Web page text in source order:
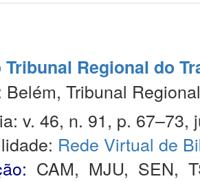
Regional do
Tribunal
v. 46, n. 91, p. 67–73,
Rede Virtual de
CAM, MJU, SEN,